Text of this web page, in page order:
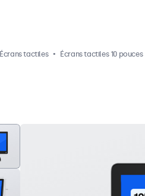
Écrans tactiles Écrans tactiles 10 pouces